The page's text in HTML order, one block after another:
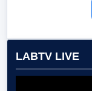
LABTV LIVE